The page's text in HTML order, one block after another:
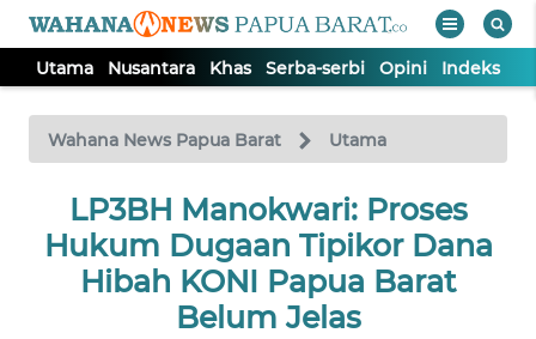
Utama Nusantara Khas Serba-serbi Opini Indeks
Wahana News Papua Barat Utama
LP3BH Manokwari: Proses
Hukum Dugaan Tipikor Dana
Hibah KONI Papua Barat
Belum Jelas
TV
Tutup
UTAMA
NUSANTARA